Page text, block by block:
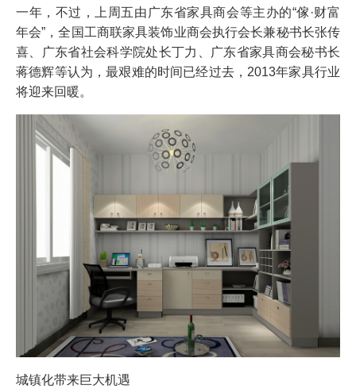
一年，不过，上周五由广东省家具商会等主办的“傢·财富
年会”，全国工商联家具装饰业商会执行会长兼秘书长张传
喜、广东省社会科学院处长丁力、广东省家具商会秘书长
蒋德辉等认为，最艰难的时间已经过去，2013年家具行业
将迎来回暖。
城镇化带来巨大机遇